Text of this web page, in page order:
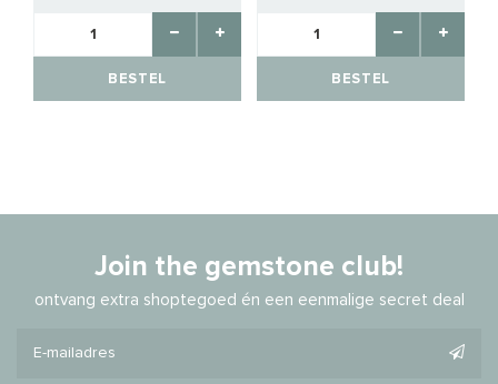
BESTEL BESTEL
Join the gemstone club!
ontvang extra shoptegoed én een eenmalige secret deal